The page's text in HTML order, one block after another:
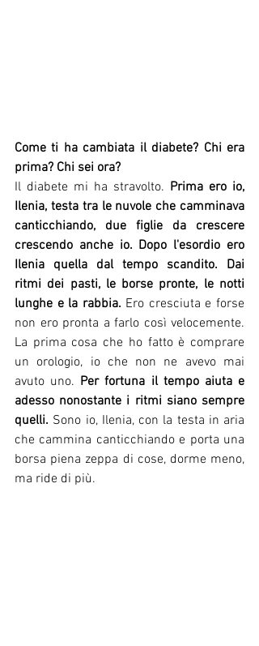
Come ti ha cambiata il diabete? Chi era
prima? Chi sei ora?
Il diabete mi ha stravolto. Prima ero io,
Ilenia, testa tra le nuvole che camminava
canticchiando, due figlie da crescere
crescendo anche io. Dopo l'esordio ero
Ilenia quella dal tempo scandito. Dai
ritmi dei pasti, le borse pronte, le notti
lunghe e la rabbia. Ero cresciuta e forse
non ero pronta a farlo così velocemente.
La prima cosa che ho fatto è comprare
un orologio, io che non ne avevo mai
avuto uno. Per fortuna il tempo aiuta e
adesso nonostante i ritmi siano sempre
quelli. Sono io, Ilenia, con la testa in aria
che cammina canticchiando e porta una
borsa piena zeppa di cose, dorme meno,
ma ride di più.